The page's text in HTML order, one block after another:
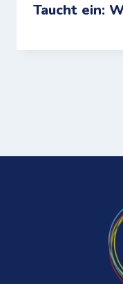
Taucht ein: